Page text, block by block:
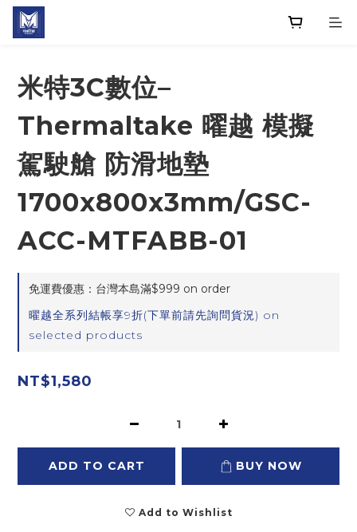
米特3C數位–
Thermaltake 曜越 模擬
駕駛艙 防滑地墊
1700x800x3mm/GSC-
ACC-MTFABB-01
免運費優惠：台灣本島滿$999 on order
曜越全系列結帳享9折(下單前請先詢問貨況) on
selected products
NT$1,580
ADD TO CART BUY NOW
Add to Wishlist